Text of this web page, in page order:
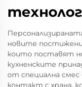
новите
които поставят
кухненските
от специална
контакт с храна,